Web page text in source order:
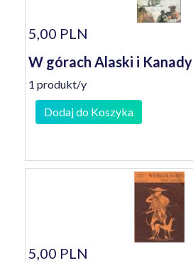
5,00 PLN
W górach Alaski i Kanady
1 produkt/y
Dodaj do Koszyka
5,00 PLN